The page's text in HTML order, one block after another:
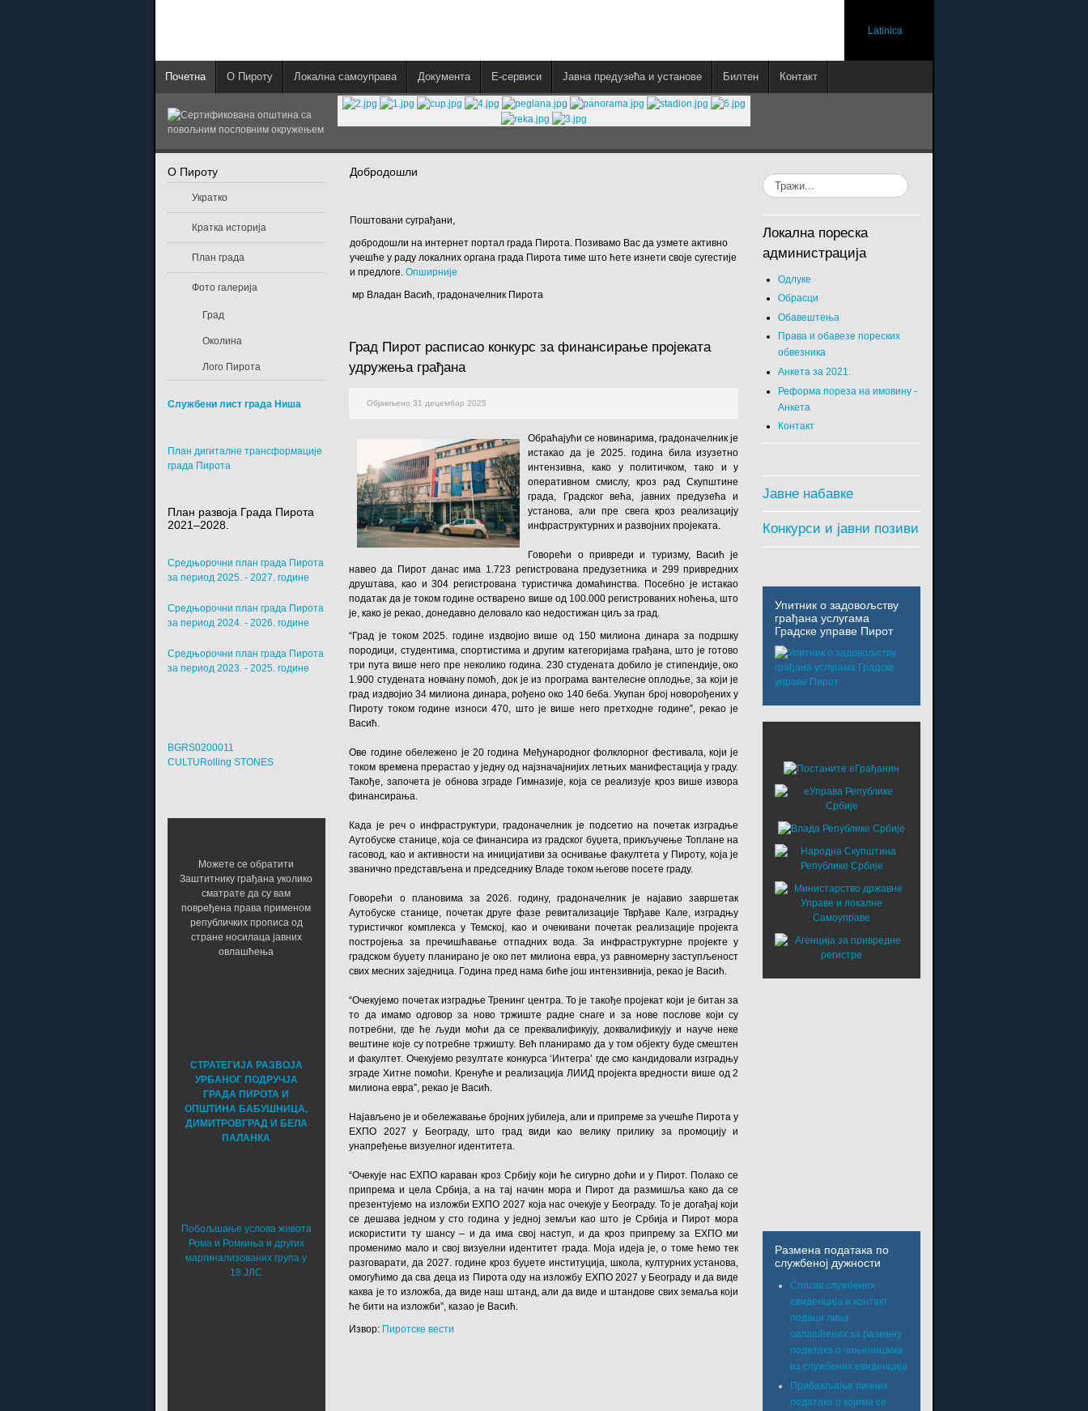
Latinica
Почетна О Пироту Локална самоуправа Документа E-сервиси Јавна предузећа и установе Билтен Контакт
Добродошли
Поштовани суграђани,
добродошли на интернет портал града Пирота. Позивамо Вас да узмете активно
учешће у раду локалних органа града Пирота тиме што ћете изнети своје сугестије
и предлоге.Опширније
мр Владан Васић, градоначелник Пирота
Град Пирот расписао конкурс за финансирање пројеката
удружења грађана
Објављено 31 децембар 2025
Обраћајући се новинарима, градоначелник је
истакао да је 2025. година била изузетно
интензивна, како у политичком, тако и у
оперативном смислу, кроз рад Скупштине
града, Градског већа, јавних предузећа и
установа, али пре свега кроз реализацију
инфраструктурних и развојних пројеката.
Говорећи о привреди и туризму, Васић је
навео да Пирот данас има 1.723 регистрована предузетника и 299 привредних
друштава, као и 304 регистрована туристичка домаћинства. Посебно је истакао
податак да је током године остварено више од 100.000 регистрованих ноћења, што
је, како је рекао, донедавно деловало као недостижан циљ за град.
“Град је током 2025. године издвојио више од 150 милиона динара за подршку
породици, студентима, спортистима и другим категоријама грађана, што је готово
три пута више него пре неколико година. 230 студената добило је стипендије, око
1.900 студената новчану помоћ, док је из програма вантелесне оплодње, за који је
град издвојио 34 милиона динара, рођено око 140 беба. Укупан број новорођених у
Пироту током године износи 470, што је више него претходне године”, рекао је
Васић.
Ове године обележено је 20 година Међународног фолклорног фестивала, који је
током времена прерастао у једну од најзначајнијих летњих манифестација у граду.
Такође, започета је обнова зграде Гимназије, која се реализује кроз више извора
финансирања.
Када је реч о инфраструктури, градоначелник је подсетио на почетак изградње
Аутобуске станице, која се финансира из градског буџета, прикључење Топлане на
гасовод, као и активности на иницијативи за оснивање факултета у Пироту, која је
званично представљена и председнику Владе током његове посете граду.
Говорећи о плановима за 2026. годину, градоначелник је најавио завршетак
Аутобуске станице, почетак друге фазе ревитализације Тврђаве Кале, изградњу
туристичког комплекса у Темској, као и очекивани почетак реализације пројекта
постројења за пречишћавање отпадних вода. За инфраструктурне пројекте у
градском буџету планирано је око пет милиона евра, уз равномерну заступљеност
свих месних заједница. Година пред нама биће још интензивнија, рекао је Васић.
“Очекујемо почетак изградње Тренинг центра. То је такође пројекат који је битан за
то да имамо одговор за ново тржиште радне снаге и за нове послове који су
потребни, где ће људи моћи да се преквалификују, доквалификују и науче неке
вештине које су потребне тржишту. Већ планирамо да у том објекту буде смештен
и факултет. Очекујемо резултате конкурса ‘Интегра’ где смо кандидовали изградњу
зграде Хитне помоћи. Кренуће и реализација ЛИИД пројекта вредности више од 2
милиона евра”, рекао је Васић.
Најављено је и обележавање бројних јубилеја, али и припреме за учешће Пирота у
ЕXПО 2027 у Београду, што град види као велику прилику за промоцију и
унапређење визуелног идентитета.
“Очекује нас ЕXПО караван кроз Србију који ће сигурно доћи и у Пирот. Полако се
припрема и цела Србија, а на тај начин мора и Пирот да размишља како да се
презентујемо на изложби ЕXПО 2027 која нас очекује у Београду. То је догађај који
се дешава једном у сто година у једној земљи као што је Србија и Пирот мора
искористити ту шансу – и да има свој наступ, и да кроз припрему за ЕXПО ми
променимо мало и свој визуелни идентитет града. Моја идеја је, о томе ћемо тек
разговарати, да 2027. године кроз буџете институција, школа, културних установа,
омогућимо да сва деца из Пирота оду на изложбу ЕXПО 2027 у Београду и да виде
каква је то изложба, да виде наш штанд, али да виде и штандове свих земаља који
ће бити на изложби”, казао је Васић.
Извор: Пиротске вести
О Пироту
Укратко
Кратка историја
План града
Фото галерија
Град
Околина
Лого Пирота
Службени лист града Ниша
План дигиталне трансформације
града Пирота
План развоја Града Пирота
2021–2028.
Средњорочни план града Пирота
за период 2025. - 2027. године
Средњорочни план града Пирота
за период 2024. - 2026. године
Средњорочни план града Пирота
за период 2023. - 2025. године
BGRS0200011
CULTURolling STONES
Можете се обратити
Заштитнику грађана уколико
сматрате да су вам
повређена права применом
републичких прописа од
стране носилаца јавних
овлашћења
СТРАТЕГИЈА РАЗВОЈА
УРБАНОГ ПОДРУЧЈА
ГРАДА ПИРОТА И
ОПШТИНА БАБУШНИЦА,
ДИМИТРОВГРАД И БЕЛА
ПАЛАНКА
Побољшање услова живота
Рома и Ромкиња и других
маргинализованих група у
18 ЈЛС
Локална пореска
администрација
Одлуке
Обрасци
Обавештења
Права и обавезе пореских
обвезника
Анкета за 2021.
Реформа пореза на имовину -
Анкета
Контакт
Јавне набавке
Конкурси и јавни позиви
Упитник о задовољству
грађана услугама
Градске управе Пирот
Размена података по
службеној дужности
Списак службених
евиденција и контакт
подаци лица
овлашћених за размену
података о чињеницама
из службених евиденција
Прибављање личних
података о којима се